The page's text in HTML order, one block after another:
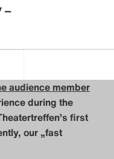
–
Blog
Blog
Blog
audience member
during the
first
our „fast